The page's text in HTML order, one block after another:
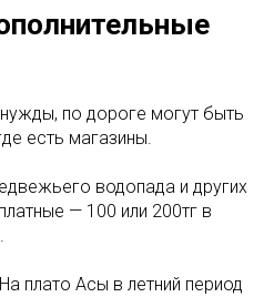
по дороге могут быть
есть магазины.
водопада и других
— 100 или 200тг в
плато Асы в летний период